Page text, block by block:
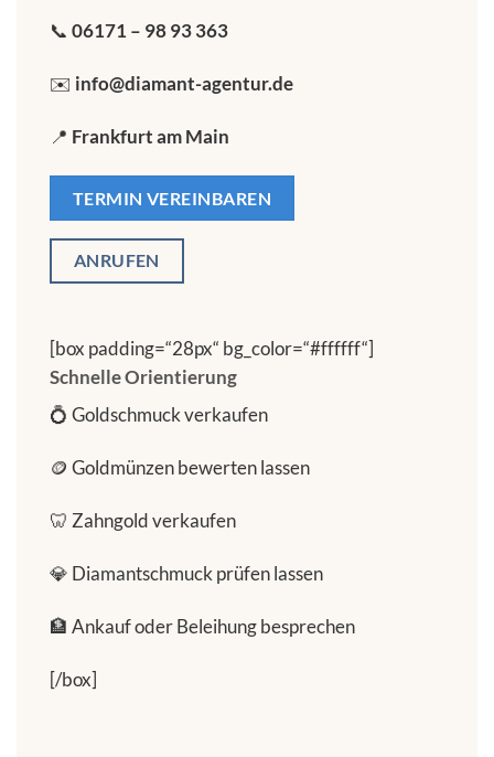
📞 06171 – 98 93 363
✉️ info@diamant-agentur.de
📍 Frankfurt am Main
TERMIN VEREINBAREN
ANRUFEN
[box padding=“28px“ bg_color=“#ffffff“]
Schnelle Orientierung
💍 Goldschmuck verkaufen
🪙 Goldmünzen bewerten lassen
🦷 Zahngold verkaufen
💎 Diamantschmuck prüfen lassen
🏦 Ankauf oder Beleihung besprechen
[/box]